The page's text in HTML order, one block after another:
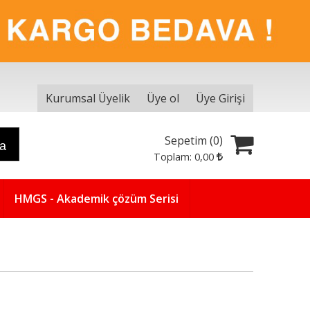
Kurumsal Üyelik Üye ol Üye Girişi
Sepetim (0)
Toplam:0,00
HMGS - Akademik çözüm Serisi